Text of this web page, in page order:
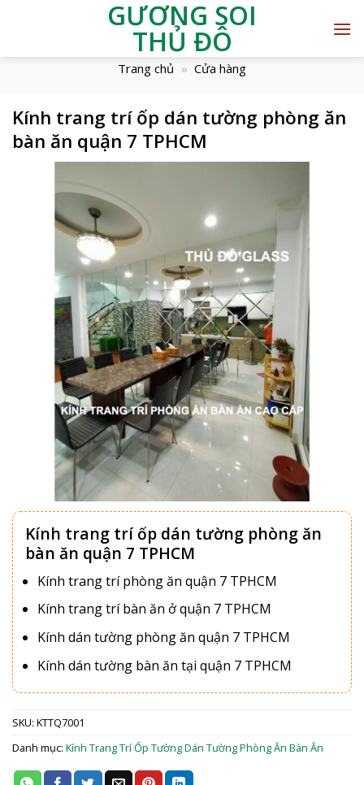
GƯƠNG SOI
THỦ ĐÔ
Trang chủ » Cửa hàng
Kính trang trí ốp dán tường phòng ăn
bàn ăn quận 7 TPHCM
Kính trang trí ốp dán tường phòng ăn
bàn ăn quận 7 TPHCM
Kính trang trí phòng ăn quận 7 TPHCM
Kính trang trí bàn ăn ở quận 7 TPHCM
Kính dán tường phòng ăn quận 7 TPHCM
Kính dán tường bàn ăn tại quận 7 TPHCM
SKU: KTTQ7001
Danh mục: Kính Trang Trí Ốp Tường Dán Tường Phòng Ăn Bàn Ăn